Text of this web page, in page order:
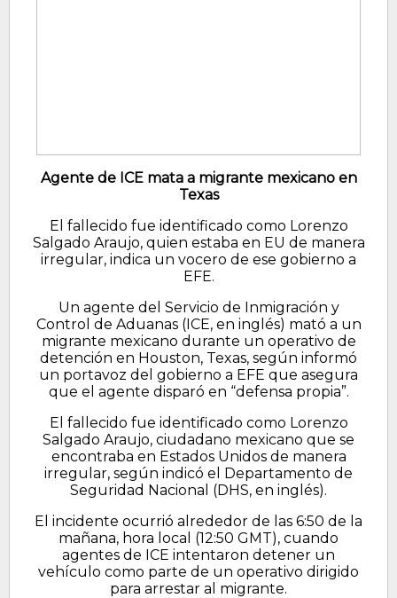
Agente de ICE mata a migrante mexicano en
Texas
El fallecido fue identificado como Lorenzo
Salgado Araujo, quien estaba en EU de manera
irregular, indica un vocero de ese gobierno a
EFE.
Un agente del Servicio de Inmigración y
Control de Aduanas (ICE, en inglés) mató a un
migrante mexicano durante un operativo de
detención en Houston, Texas, según informó
un portavoz del gobierno a EFE que asegura
que el agente disparó en “defensa propia”.
El fallecido fue identificado como Lorenzo
Salgado Araujo, ciudadano mexicano que se
encontraba en Estados Unidos de manera
irregular, según indicó el Departamento de
Seguridad Nacional (DHS, en inglés).
El incidente ocurrió alrededor de las 6:50 de la
mañana, hora local (12:50 GMT), cuando
agentes de ICE intentaron detener un
vehículo como parte de un operativo dirigido
para arrestar al migrante.